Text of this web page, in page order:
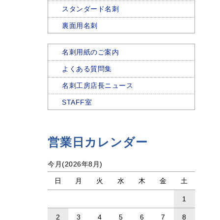
スタンダード名刺
裏面用名刺
名刺用紙のご案内
よくある質問集
名刺工房店長ニュース
STAFF室
営業日カレンダー
今月(2026年8月)
日 月 火 水 木 金 土
1
2 3 4 5 6 7 8